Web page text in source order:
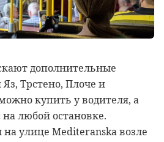
дополнительные
Трстено, Плоче и
купить у водителя, а
на любой остановке.
на улице Mediteranska возле